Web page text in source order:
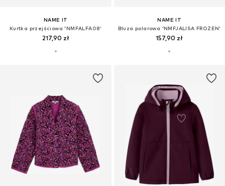
NAME IT
Kurtka przejściowa 'NMFALFA08'
217,90 zł
NAME IT
Bluza polarowa 'NMFJALISA FROZEN'
157,90 zł